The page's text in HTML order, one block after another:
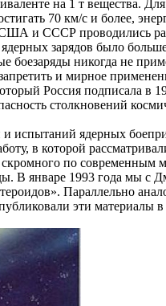
на 1 т вещества.
70 км/с и более,
в США и СССР проводились
зарядов было больше
боезаряды никогда не
и мирное
Россия подписала в
столкновений
ядерных
которой
по современным
В январе 1993 года мы
Параллельно
эти материалы